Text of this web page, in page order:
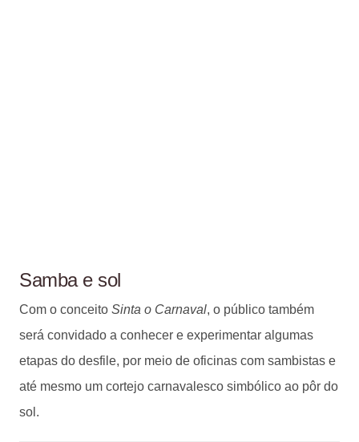
Samba e sol
Com o conceito Sinta o Carnaval, o público também
será convidado a conhecer e experimentar algumas
etapas do desfile, por meio de oficinas com sambistas e
até mesmo um cortejo carnavalesco simbólico ao pôr do
sol.